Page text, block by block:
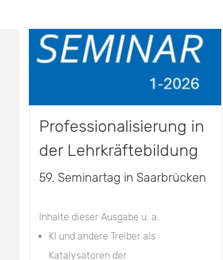
Professionalisierung in
der Lehrkräftebildung
59. Seminartag in Saarbrücken
Inhalte dieser Ausgabe u. a.
KI und andere Treiber als
Katalysatoren der